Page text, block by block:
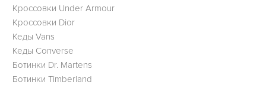
Кроссовки Under Armour
Кроссовки Dior
Кеды Vans
Кеды Converse
Ботинки Dr. Martens
Ботинки Timberland